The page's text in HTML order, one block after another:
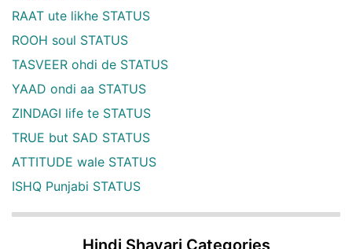
RAAT ute likhe STATUS
ROOH soul STATUS
TASVEER ohdi de STATUS
YAAD ondi aa STATUS
ZINDAGI life te STATUS
TRUE but SAD STATUS
ATTITUDE wale STATUS
ISHQ Punjabi STATUS
Hindi Shayari Categories